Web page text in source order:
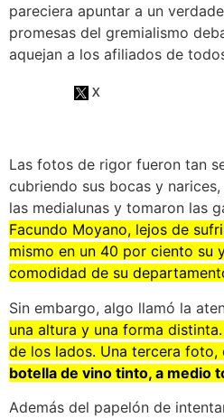
pareciera apuntar a un
promesas del gremialismo
aquejan a los afiliados de
Las fotos de rigor fueron tan
cubriendo sus bocas y
las medialunas y tomaron las
Facundo Moyano, lejos de
mismo en un 40 por ciento su
comodidad de su
Sin embargo, algo llamó la
una altura y una forma
de los lados. Una tercera foto,
botella de vino tinto, a medio
Además del papelón de